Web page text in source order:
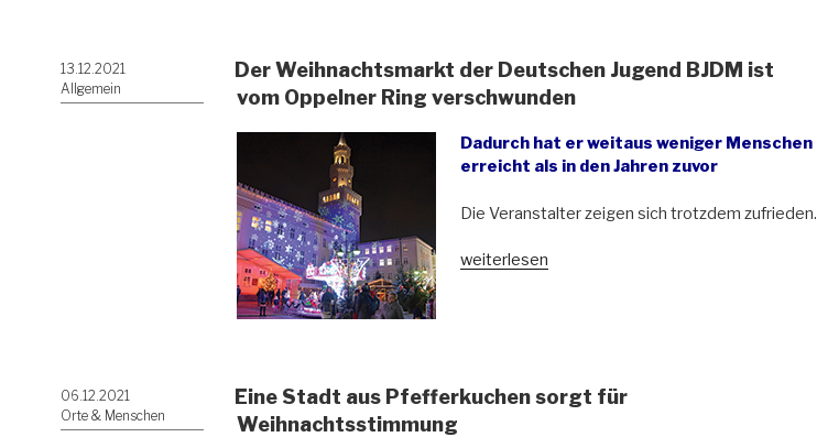
Besucher
in
Philharmonie“
Veröffentlicht
am
13.12.2021
Allgemein
Der Weihnachtsmarkt der Deutschen Jugend BJDM ist
vom Oppelner Ring verschwunden
Dadurch hat er weitaus weniger Menschen
erreicht als in den Jahren zuvor
Die Veranstalter zeigen sich trotzdem zufrieden.
„Der
ist
weiterlesen
Veröffentlicht
am
06.12.2021
Orte & Menschen
Eine Stadt aus Pfefferkuchen sorgt für
Weihnachtsstimmung